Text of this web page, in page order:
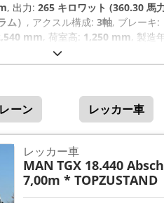
, 出力: 265 キロワット (360.30 馬
） , アクスル構成: 3軸, ブレーキ:
mm, 荷室高: 1,250 mm, 製造
ーン レッカー車
レッカー車
MAN TGX 18.440
7,00m * TOPZUSTAND